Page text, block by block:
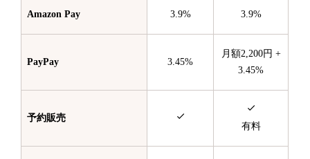
Amazon Pay 3.9% 3.9%
PayPay 3.45%
月額2,200円 +
3.45%
予約販売
有料